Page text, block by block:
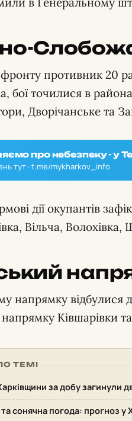
противник 20
бої точилися в
Дворічанське та
про небезпеку - у
тут · t.me/mykharkov_info
дії окупантів
Вільча, Волохівка,
напрямку відбулися
Ківшарівки
ТЕМІ
за добу загинули
сонячна погода: прогноз у